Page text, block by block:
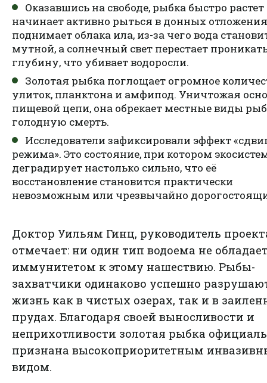
Оказавшись на свободе, рыбка быстро растет
начинает активно рыться в донных
поднимает облака ила, из-за чего вода
мутной, а солнечный свет перестает
глубину, что убивает водоросли.
Золотая рыбка поглощает огромное
улиток, планктона и амфипод. Уничтожая
пищевой цепи, она обрекает местные виды
голодную смерть.
Исследователи зафиксировали эффект
режима». Это состояние, при котором
деградирует настолько сильно, что её
восстановление становится практически
невозможным или чрезвычайно
Доктор Уильям Гинц, руководитель
отмечает: ни один тип водоема не
иммунитетом к этому нашествию. Рыбы-
захватчики одинаково успешно
жизнь как в чистых озерах, так и в
прудах. Благодаря своей выносливости и
неприхотливости золотая рыбка
признана высокоприоритетным
видом.